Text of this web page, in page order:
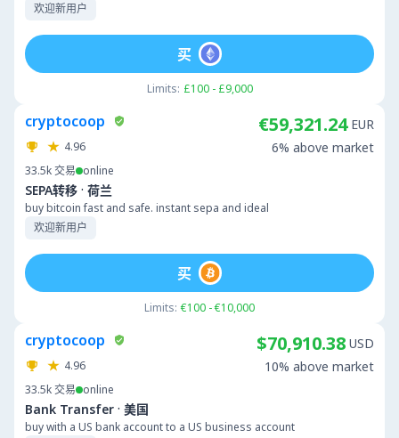
欢迎新用户
Limits: £100 - £9,000
买
cryptocoop
4.96
33.5k交易 online
SEPA转移 · 荷兰
buy bitcoin fast and safe. instant sepa and ideal
欢迎新用户
€59,321.24 EUR
6% above market
Limits: €100 - €10,000
买
cryptocoop
4.96
33.5k交易 online
Bank Transfer · 美国
buy with a US bank account to a US business account
$70,910.38 USD
10% above market